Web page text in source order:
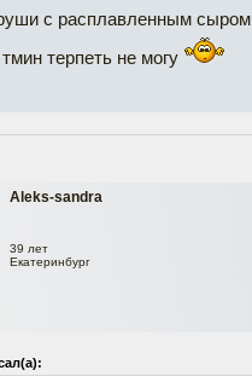
с расплавленным сыром
терпеть не могу
Aleks-sandra
39 лет
Екатеринбург